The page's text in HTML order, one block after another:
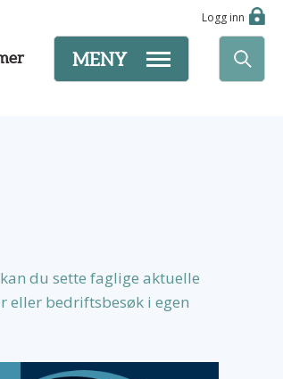
Logg inn
MENY
du sette faglige aktuelle
eller bedriftsbesøk i egen